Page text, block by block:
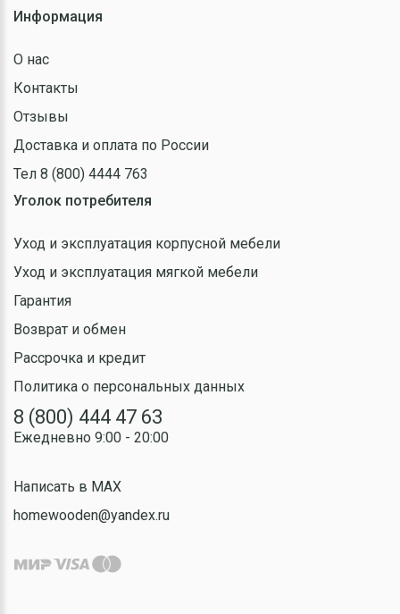
Информация
О нас
Контакты
Отзывы
Доставка и оплата по России
Тел 8 (800) 4444 763
Уголок потребителя
Уход и эксплуатация корпусной мебели
Уход и эксплуатация мягкой мебели
Гарантия
Возврат и обмен
Рассрочка и кредит
Политика о персональных данных
8 (800) 444 47 63
Ежедневно 9:00 - 20:00
Написать в MAX
homewooden@yandex.ru